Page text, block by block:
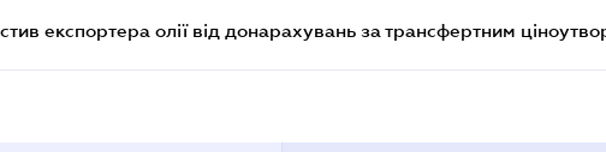
експортера олії від донарахувань за трансфертним